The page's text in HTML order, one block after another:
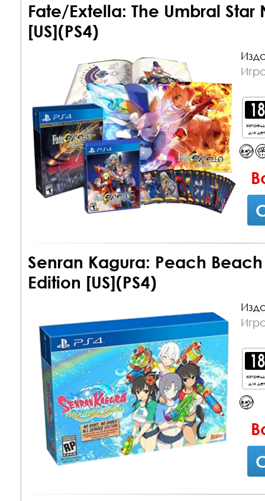
Fate/Extella: The Umbral
[US](PS4)
для
Senran Kagura: Peach
Edition [US](PS4)
для